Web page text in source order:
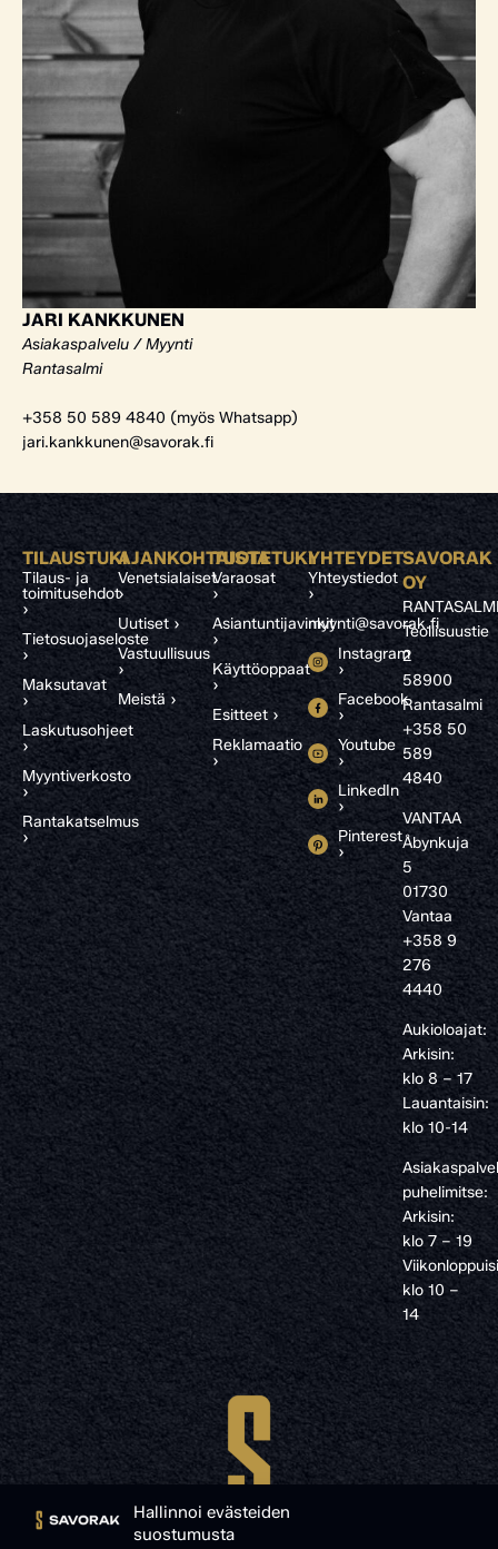
Hallinnoi evästeiden
suostumusta
JARI KANKKUNEN
Asiakaspalvelu / Myynti
Rantasalmi
+358 50 589 4840 (myös Whatsapp)
jari.kankkunen@savorak.fi
TILAUSTUKI
Tilaus- ja
toimitusehdot
›
Tietosuojaseloste
›
Maksutavat
›
Laskutusohjeet
›
Myyntiverkosto
›
Rantakatselmus
›
AJANKOHTAISTA
Venetsialaiset
›
Uutiset ›
Vastuullisuus
›
Meistä ›
TUOTETUKI
Varaosat
›
Asiantuntijavinkit
›
Käyttöoppaat
›
Esitteet ›
Reklamaatio
›
YHTEYDET
Yhteystiedot
›
myynti@savorak.fi
Instagram
›
Facebook
›
Youtube
›
LinkedIn
›
Pinterest
›
SAVORAK
OY
Teollisuustie
2
58900
Rantasalmi
+358 50
589
4840
VANTAA
Åbynkuja
5
01730
Vantaa
+358 9
276
4440
Aukioloajat:
Arkisin:
klo 8 – 17
Lauantaisin:
klo 10-14
puhelimitse:
Arkisin:
klo 7 – 19
klo 10 –
14